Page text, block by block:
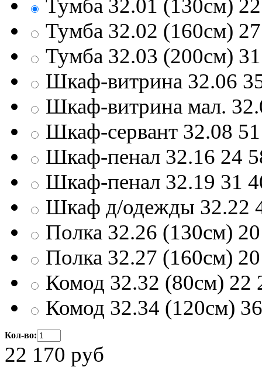
Тумба 32.01 (130см)
Тумба 32.02 (160см)
Тумба 32.03 (200см)
Шкаф-витрина 32.06
Шкаф-витрина мал.
Шкаф-сервант 32.08
Шкаф-пенал 32.16 24
Шкаф-пенал 32.19 31
Шкаф д/одежды 32.22
Полка 32.26 (130см)
Полка 32.27 (160см)
Комод 32.32 (80см) 22
Комод 32.34 (120см)
Кол-во:
22 170 руб